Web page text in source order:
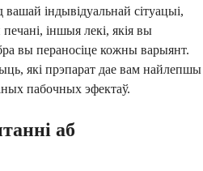
індывідуальнай сітуацыі,
іншыя лекі, якія вы
вы пераносіце кожны варыянт.
які прэпарат дае вам найлепшы
пабочных эфектаў.
аб